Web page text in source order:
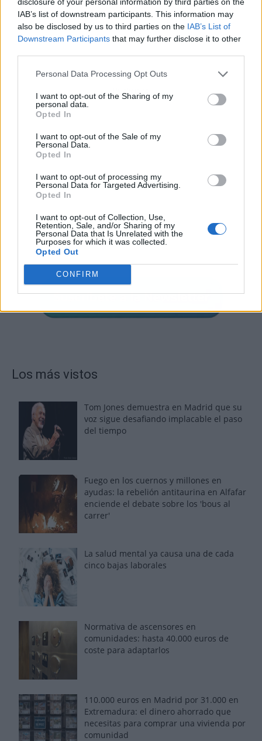
IAB’s list of downstream participants. This information may
also be disclosed by us to third parties on the IAB’s List of
Downstream Participants that may further disclose it to other
Personal Data Processing Opt Outs
I want to opt-out of the Sharing of my
personal data.
Opted In
I want to opt-out of the Sale of my
Personal Data.
Opted In
I want to opt-out of processing my
Personal Data for Targeted Advertising.
Opted In
I want to opt-out of Collection, Use,
Retention, Sale, and/or Sharing of my
Personal Data that Is Unrelated with the
Purposes for which it was collected.
Opted Out
CONFIRM
Los más vistos
Tom Jones demuestra en Madrid que su
voz sigue desafiando implacable el paso
del tiempo
Fuego en los cuernos y millones en
ayudas: la rebelión antitaurina en Alfafar
enciende el debate sobre los 'bous al
carrer'
La salud mental ya causa una de cada
cinco bajas laborales
Normativa de ascensores en
comunidades: hasta 40.000 euros de
coste para adaptarlos
110.000 euros en Madrid por 31.000 en
Extremadura: el dinero ahorrado que
necesitas para comprar una vivienda por
comunidad